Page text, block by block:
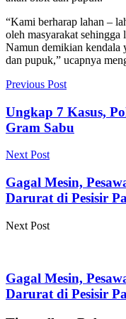
“Kami berharap lahan –
oleh masyarakat sehingga
Namun demikian kendala
dan pupuk,” ucapnya
Previous Post
Ungkap 7 Kasus,
Gram Sabu
Next Post
Gagal Mesin,
Darurat di Pesisir
Next Post
Gagal Mesin,
Darurat di Pesisir